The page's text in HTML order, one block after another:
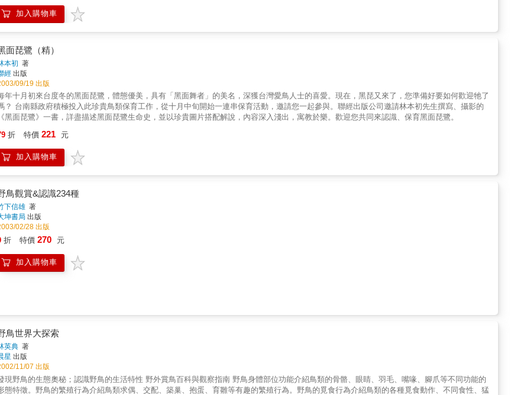
加入購物車
面琵鷺（精）
本初 著
經 出版
09/19 出版
年十月初來台度冬的黑面琵鷺，體態優美，具有「黑面舞者」的美名，深獲台灣愛鳥人士的喜愛。現在，黑琵又來了，您準備好要如何歡迎牠了
？ 台南縣政府積極投入此珍貴鳥類保育工作，從十月中旬開始一連串保育活動，邀請您一起參與。聯經出版公司邀請林本初先生撰寫、攝影的
黑面琵鷺》一書，詳盡描述黑面琵鷺生命史，並以珍貴圖片搭配解說，內容深入淺出，寓教於樂。歡迎您共同來認識、保育黑面琵鷺。
折 特價 221 元
加入購物車
鳥觀賞&認識234種
下信雄 著
坤書局 出版
02/28 出版
折 特價 270 元
加入購物車
鳥世界大探索
英典 著
星 出版
11/07 出版
現野鳥的生態奧秘；認識野鳥的生活特性 野外賞鳥百科與觀察指南 野鳥身體部位功能介紹鳥類的骨骼、眼睛、羽毛、嘴喙、腳爪等不同功能的
態特徵。野鳥的繁殖行為介紹鳥類求偶、交配、築巢、抱蛋、育雛等有趣的繁殖行為。野鳥的覓食行為介紹鳥類的各種覓食動作、不同食性、猛